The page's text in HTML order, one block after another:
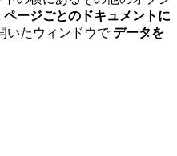
ページごとのドキュメントに
いたウィンドウでデータを